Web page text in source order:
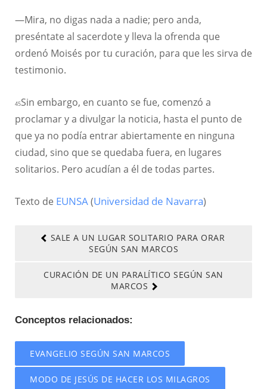
—Mira, no digas nada a nadie; pero anda,
preséntate al sacerdote y lleva la ofrenda que
ordenó Moisés por tu curación, para que les sirva de
testimonio.
45Sin embargo, en cuanto se fue, comenzó a
proclamar y a divulgar la noticia, hasta el punto de
que ya no podía entrar abiertamente en ninguna
ciudad, sino que se quedaba fuera, en lugares
solitarios. Pero acudían a él de todas partes.
Texto de EUNSA(Universidad de Navarra)
SALE A UN LUGAR SOLITARIO PARA ORAR
SEGÚN SAN MARCOS
CURACIÓN DE UN PARALÍTICO SEGÚN SAN
MARCOS
Conceptos relacionados:
EVANGELIO SEGÚN SAN MARCOS
MODO DE JESÚS DE HACER LOS MILAGROS